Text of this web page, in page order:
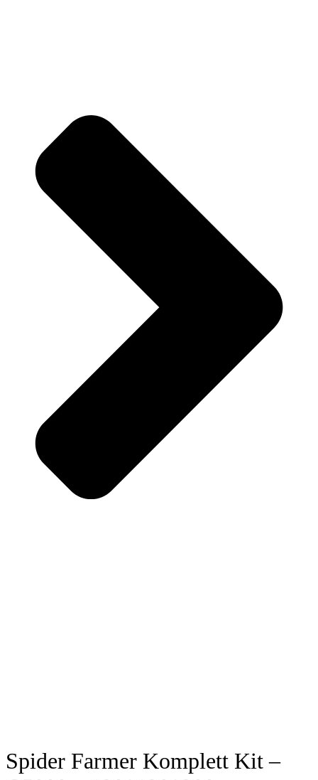
Spider Farmer Komplett Kit –